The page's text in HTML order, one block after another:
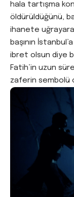
hala tartışma
öldürüldüğünü,
ihanete
başının
ibret olsun diye
Fatih’in uzun
zaferin sembolü